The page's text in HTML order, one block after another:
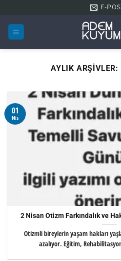
E-
AYLIK ARŞIVLER:
2 Nisan Otizm Farkındalık ve
Otizmli bireylerin yaşam hakları
azalıyor. Eğitim,
01
Nis